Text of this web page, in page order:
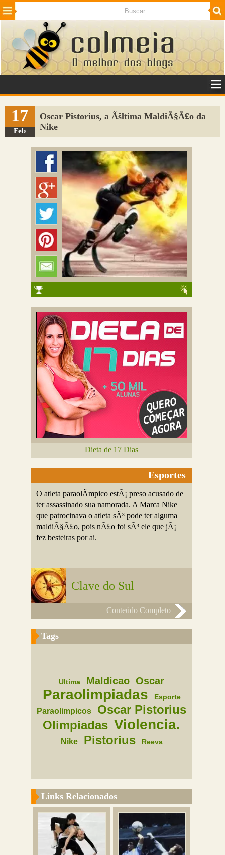
Beleza Cinema e TV
Internet Jogos NotÃ­cias SaÃºde
VeÃ­culos Adulto
Sugerir Link
Adicionar Blog
Colmeia Exchange
Perguntas Frequentes
17
Feb
Oscar Pistorius, a Ãšltima MaldiÃ§Ã£o da
Nike
Dieta de 17 Dias
Esportes
O atleta paraolÃ­mpico estÃ¡ preso acusado de
ter assassinado sua namorada. A Marca Nike
que patrocinava o atleta sÃ³ pode ter alguma
maldiÃ§Ã£o, pois nÃ£o foi sÃ³ ele que jÃ¡
fez besteiras por ai.
Clave do Sul
Conteúdo Completo
Tags
Ultima Maldicao Oscar
Paraolimpiadas Esporte
Paraolimpicos
Oscar Pistorius
Olimpiadas Violencia.
Nike Pistorius Reeva
Links Relacionados